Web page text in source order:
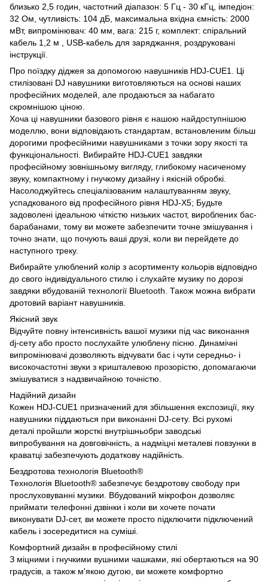
близько 2,5 годин, частотний діапазон: 5 Гц - 30 кГц, імпедіон:
32 Ом, чутливість: 104 дБ, максимальна вхідна ємність: 2000
мВт, випромінювач: 40 мм, вага: 215 г, комплект: спіральний
кабель 1,2 м , USB-кабель для заряджання, роздруковані
інструкції.
Про поїздку діджея за допомогою навушників HDJ-CUE1. Ці
стилізовані DJ навушники виготовляються на основі наших
професійних моделей, але продаються за набагато
скромнішою ціною.
Хоча ці навушники базового рівня є нашою найдоступнішою
моделлю, вони відповідають стандартам, встановленим більш
дорогими професійними навушниками з точки зору якості та
функціональності. Вибирайте HDJ-CUE1 завдяки
професійному зовнішньому вигляду, глибокому насиченому
звуку, компактному і гнучкому дизайну і якісній обробкі.
Насолоджуйтесь спеціалізованим налаштуванням звуку,
успадкованого від професійного рівня HDJ-X5; Будьте
задоволені ідеальною чіткістю низьких частот, вироблених бас-
барабанами, тому ви можете забезпечити точне змішування і
точно знати, що почують ваші друзі, коли ви перейдете до
наступного треку.
Вибирайте улюблений колір з асортименту кольорів відповідно
до свого індивідуального стилю і слухайте музику по дорозі
завдяки вбудованій технології Bluetooth. Також можна вибрати
дротовий варіант навушників.
Якісний звук
Відчуйте повну інтенсивність вашої музики під час виконання
dj-сету або просто послухайте улюблену пісню. Динамічні
випромінювачі дозволяють відчувати бас і чути середньо- і
високочастотні звуки з кришталевою прозорістю, допомагаючи
змішуватися з надзвичайною точністю.
Надійний дизайн
Кожен HDJ-CUE1 призначений для збільшення експозиції, яку
навушники піддаються при виконанні DJ-сету. Всі рухомі
деталі пройшли жорсткі внутрішньобри заводські
випробування на довговічність, а надміцні металеві повзунки в
краватці забезпечують додаткову надійність.
Бездротова технологія Bluetooth®
Технологія Bluetooth® забезпечує бездротову свободу при
прослуховуванні музики. Вбудований мікрофон дозволяє
приймати телефонні дзвінки і коли ви хочете почати
виконувати DJ-сет, ви можете просто підключити підключений
кабель і зосередитися на суміші.
Комфортний дизайн в професійному стилі
З міцними і гнучкими вушними чашками, які обертаються на 90
градусів, а також м'якою дугою, ви можете комфортно